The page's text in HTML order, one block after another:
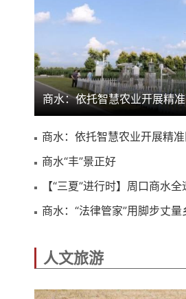
商水：依托智慧农业开展精
商水：依托智慧农业开展精
商水“丰”景正好
【“三夏”进行时】周口商水
商水：“法律管家”用脚步丈
人文旅游